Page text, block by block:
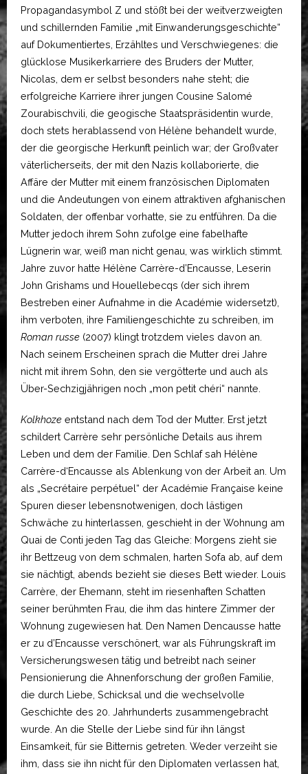
Propagandasymbol Z und stößt bei der weitverzweigten
und schillernden Familie „mit Einwanderungsgeschichte“
auf Dokumentiertes, Erzähltes und Verschwiegenes: die
glücklose Musikerkarriere des Bruders der Mutter,
Nicolas, dem er selbst besonders nahe steht; die
erfolgreiche Karriere ihrer jungen Cousine Salomé
Zourabischvili, die geogische Staatspräsidentin wurde,
doch stets herablassend von Hélène behandelt wurde,
der die georgische Herkunft peinlich war; der Großvater
väterlicherseits, der mit den Nazis kollaborierte, die
Affäre der Mutter mit einem französischen Diplomaten
und die Andeutungen von einem attraktiven afghanischen
Soldaten, der offenbar vorhatte, sie zu entführen. Da die
Mutter jedoch ihrem Sohn zufolge eine fabelhafte
Lügnerin war, weiß man nicht genau, was wirklich stimmt.
Jahre zuvor hatte Hélène Carrère-d’Encausse, Leserin
John Grishams und Houellebecqs (der sich ihrem
Bestreben einer Aufnahme in die Académie widersetzt),
ihm verboten, ihre Familiengeschichte zu schreiben, im
Roman russe (2007) klingt trotzdem vieles davon an.
Nach seinem Erscheinen sprach die Mutter drei Jahre
nicht mit ihrem Sohn, den sie vergötterte und auch als
Über-Sechzigjährigen noch „mon petit chéri“ nannte.
Kolkhoze entstand nach dem Tod der Mutter. Erst jetzt
schildert Carrère sehr persönliche Details aus ihrem
Leben und dem der Familie. Den Schlaf sah Hélène
Carrère-d‘Encausse als Ablenkung von der Arbeit an. Um
als „Secrétaire perpétuel“ der Académie Française keine
Spuren dieser lebensnotwenigen, doch lästigen
Schwäche zu hinterlassen, geschieht in der Wohnung am
Quai de Conti jeden Tag das Gleiche: Morgens zieht sie
ihr Bettzeug von dem schmalen, harten Sofa ab, auf dem
sie nächtigt, abends bezieht sie dieses Bett wieder. Louis
Carrère, der Ehemann, steht im riesenhaften Schatten
seiner berühmten Frau, die ihm das hintere Zimmer der
Wohnung zugewiesen hat. Den Namen Dencausse hatte
er zu d’Encausse verschönert, war als Führungskraft im
Versicherungswesen tätig und betreibt nach seiner
Pensionierung die Ahnenforschung der großen Familie,
die durch Liebe, Schicksal und die wechselvolle
Geschichte des 20. Jahrhunderts zusammengebracht
wurde. An die Stelle der Liebe sind für ihn längst
Einsamkeit, für sie Bitternis getreten. Weder verzeiht sie
ihm, dass sie ihn nicht für den Diplomaten verlassen hat,